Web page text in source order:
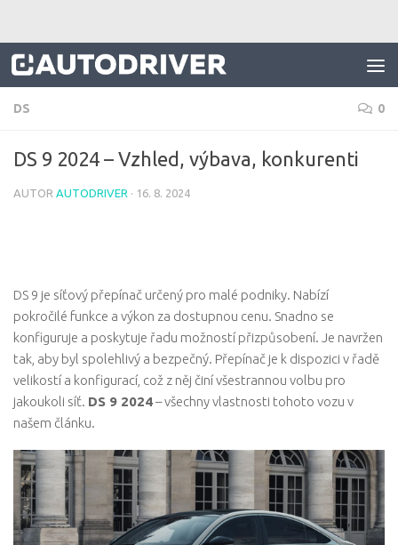
DS 0
DS 9 2024 – Vzhled, výbava, konkurenti
AUTOR AUTODRIVER · 16. 8. 2024
DS 9 je síťový přepínač určený pro malé podniky. Nabízí
pokročilé funkce a výkon za dostupnou cenu. Snadno se
konfiguruje a poskytuje řadu možností přizpůsobení. Je navržen
tak, aby byl spolehlivý a bezpečný. Přepínač je k dispozici v řadě
velikostí a konfigurací, což z něj činí všestrannou volbu pro
jakoukoli síť. DS 9 2024– všechny vlastnosti tohoto vozu v
našem článku.